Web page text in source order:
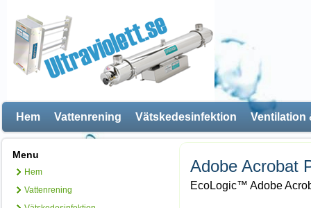
Hem Vattenrening Vätskedesinfektion Ventilation
Menu
Hem
Vattenrening
Adobe Acrobat
EcoLogic™ Adobe